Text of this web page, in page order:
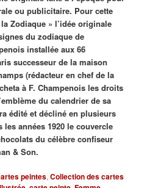
ou publicitaire. Pour cette
Zodiaque » l’idée originale
du zodiaque de
installée aux 66
successeur de la maison
(rédacteur en chef de la
à F. Champenois les droits
du calendrier de sa
édité et décliné en plusieurs
les années 1920 le couvercle
du célèbre confiseur
& Son.
peintes,Collection des cartes